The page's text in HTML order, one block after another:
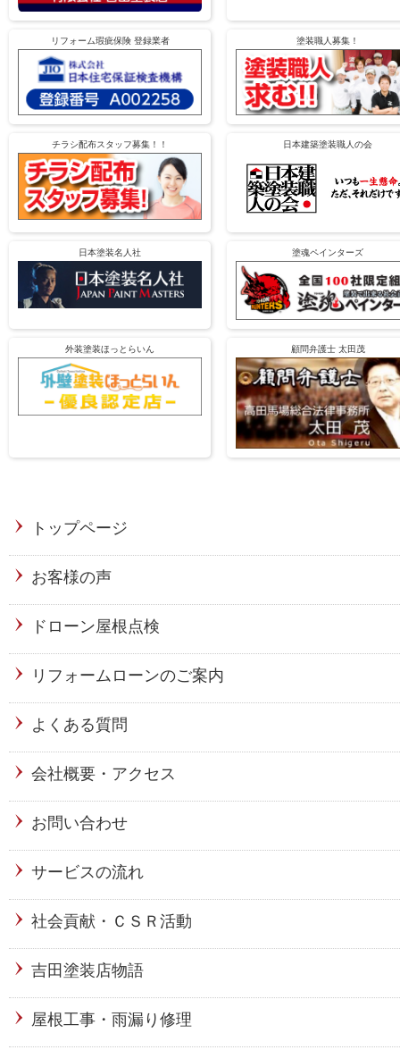
リフォーム瑕疵保険 登録業者 塗装職人募集！
チラシ配布スタッフ募集！！ 日本建築塗装職人の会
日本塗装名人社 塗魂ペインターズ
外装塗装ほっとらいん 顧問弁護士 太田茂
トップページ
お客様の声
ドローン屋根点検
リフォームローンのご案内
よくある質問
会社概要・アクセス
お問い合わせ
サービスの流れ
社会貢献・ＣＳＲ活動
吉田塗装店物語
屋根工事・雨漏り修理